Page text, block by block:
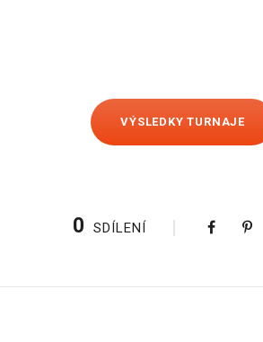
VÝSLEDKY TURNAJE
0 SDÍLENÍ